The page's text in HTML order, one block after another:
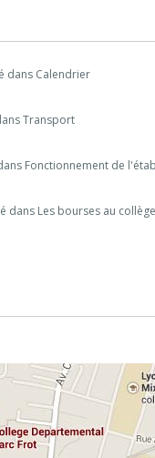
dans Calendrier
Transport
Fonctionnement de
dans Les bourses au collège